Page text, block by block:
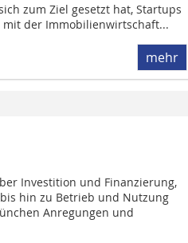
zum Ziel gesetzt hat, Startups
der Immobilienwirtschaft...
mehr
Investition und Finanzierung,
hin zu Betrieb und Nutzung
Anregungen und